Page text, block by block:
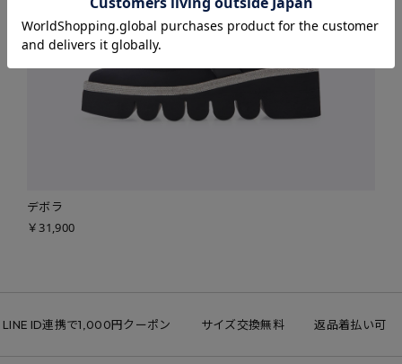
デボラ
￥31,900
ID連携で1,000円クーポン サイズ交換無料 返品着払い可